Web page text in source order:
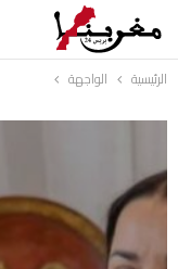
الرئيسية الواجهة